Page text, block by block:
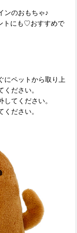
ンのおもちゃ♪
トにも♡おすすめで
にペットから取り上
ださい。
してください。
ださい。